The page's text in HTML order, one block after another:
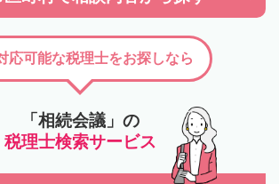
「相続会議」の
税理士検索サービス
応可能な税理士をお探しなら